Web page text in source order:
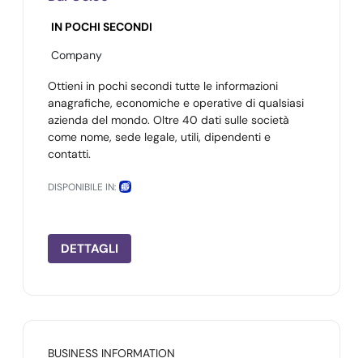
IN POCHI SECONDI
Company
Ottieni in pochi secondi tutte le informazioni
anagrafiche, economiche e operative di qualsiasi
azienda del mondo. Oltre 40 dati sulle società
come nome, sede legale, utili, dipendenti e
contatti.
DISPONIBILE IN:
DETTAGLI
BUSINESS INFORMATION